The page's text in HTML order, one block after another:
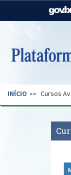
Casa Civil
INÍCIO Cursos